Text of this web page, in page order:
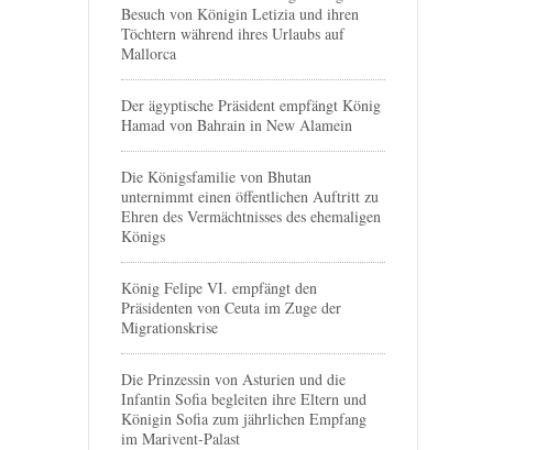
Besuch von Königin Letizia und ihren
Töchtern während ihres Urlaubs auf
Mallorca
Der ägyptische Präsident empfängt König
Hamad von Bahrain in New Alamein
Die Königsfamilie von Bhutan
unternimmt einen öffentlichen Auftritt zu
Ehren des Vermächtnisses des ehemaligen
Königs
König Felipe VI. empfängt den
Präsidenten von Ceuta im Zuge der
Migrationskrise
Die Prinzessin von Asturien und die
Infantin Sofia begleiten ihre Eltern und
Königin Sofia zum jährlichen Empfang
im Marivent-Palast